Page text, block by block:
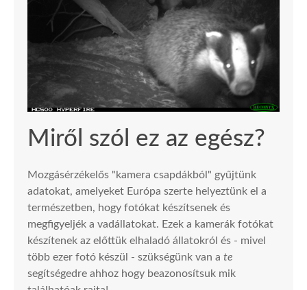
Miről szól ez az egész?
Mozgásérzékelős "kamera csapdákból" gyűjtünk
adatokat, amelyeket Európa szerte helyeztünk el a
természetben, hogy fotókat készítsenek és
megfigyeljék a vadállatokat. Ezek a kamerák fotókat
készítenek az előttük elhaladó állatokról és - mivel
több ezer fotó készül - szükségünk van a te
segítségedre ahhoz hogy beazonosítsuk mik